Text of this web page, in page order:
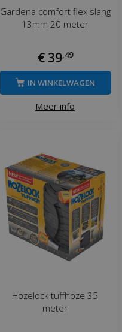
Gardena comfort flex slang
13mm 20 meter
€ 39, 49
Meer info
IN WINKELWAGEN
Hozelock tuffhoze 35
meter